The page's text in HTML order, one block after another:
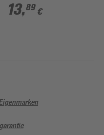
2,7 W 170 lm
warmweiß
13,89 €